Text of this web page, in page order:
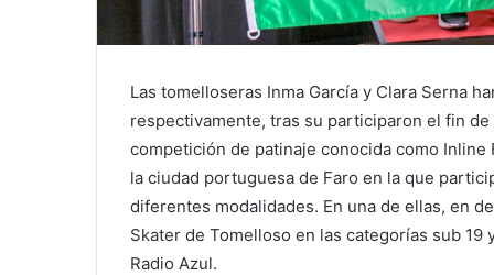
Las tomelloseras Inma García y Clara Serna
respectivamente, tras su participaron el fin
competición de patinaje conocida como
la ciudad portuguesa de Faro en la que
diferentes modalidades. En una de ellas, en
Skater de Tomelloso en las categorías sub
Radio Azul.